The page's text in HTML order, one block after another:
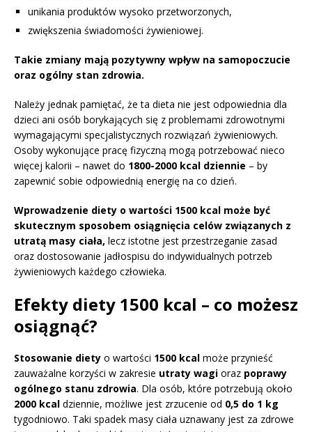
unikania produktów wysoko przetworzonych,
zwiększenia świadomości żywieniowej.
Takie zmiany mają pozytywny wpływ na samopoczucie
oraz ogólny stan zdrowia.
Należy jednak pamiętać, że ta dieta nie jest odpowiednia dla
dzieci ani osób borykających się z problemami zdrowotnymi
wymagającymi specjalistycznych rozwiązań żywieniowych.
Osoby wykonujące pracę fizyczną mogą potrzebować nieco
więcej kalorii – nawet do 1800-2000 kcal dziennie – by
zapewnić sobie odpowiednią energię na co dzień.
Wprowadzenie diety o wartości 1500 kcal może być
skutecznym sposobem osiągnięcia celów związanych z
utratą masy ciała, lecz istotne jest przestrzeganie zasad
oraz dostosowanie jadłospisu do indywidualnych potrzeb
żywieniowych każdego człowieka.
Efekty diety 1500 kcal – co możesz
osiągnąć?
Stosowanie diety o wartości 1500 kcal może przynieść
zauważalne korzyści w zakresie utraty wagi oraz poprawy
ogólnego stanu zdrowia. Dla osób, które potrzebują około
2000 kcal dziennie, możliwe jest zrzucenie od 0,5 do 1 kg
tygodniowo. Taki spadek masy ciała uznawany jest za zdrowe